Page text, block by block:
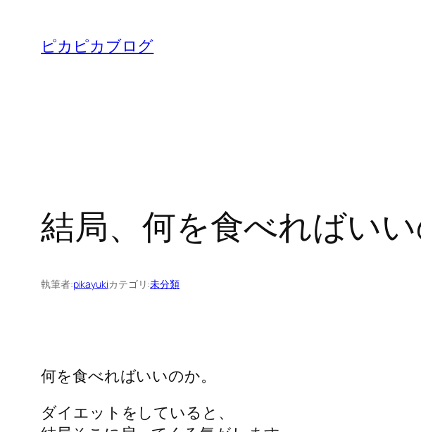
ピカピカブログ
結局、何を食べればい
執筆者:pikayukiカテゴリ:未分類
何を食べればいいのか。
ダイエットをしていると、